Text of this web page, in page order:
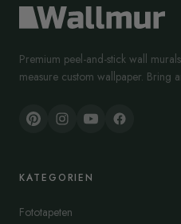
Premium peel-and-stick wall
measure custom wallpaper. Bring
KATEGORIEN
Fototapeten